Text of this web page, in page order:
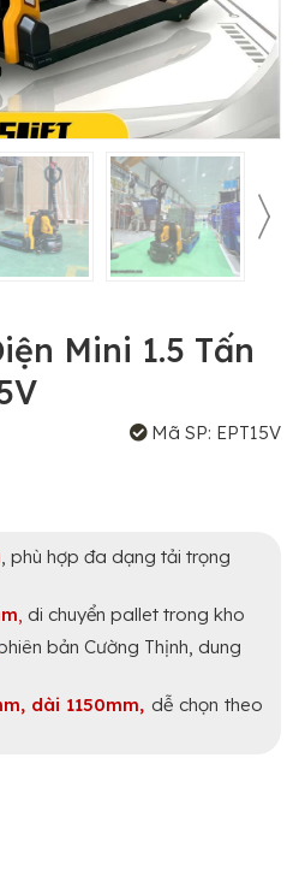
Mini 1.5 Tấn
Mã SP: EPT15V
, phù hợp đa dạng tải trọng
, di chuyển pallet trong kho
bản Cường Thịnh, dung
dài 1150mm, dễ chọn theo